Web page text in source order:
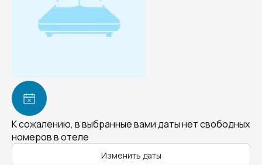
К сожалению, в выбранные вами даты нет свободных
номеров в отеле
Изменить даты